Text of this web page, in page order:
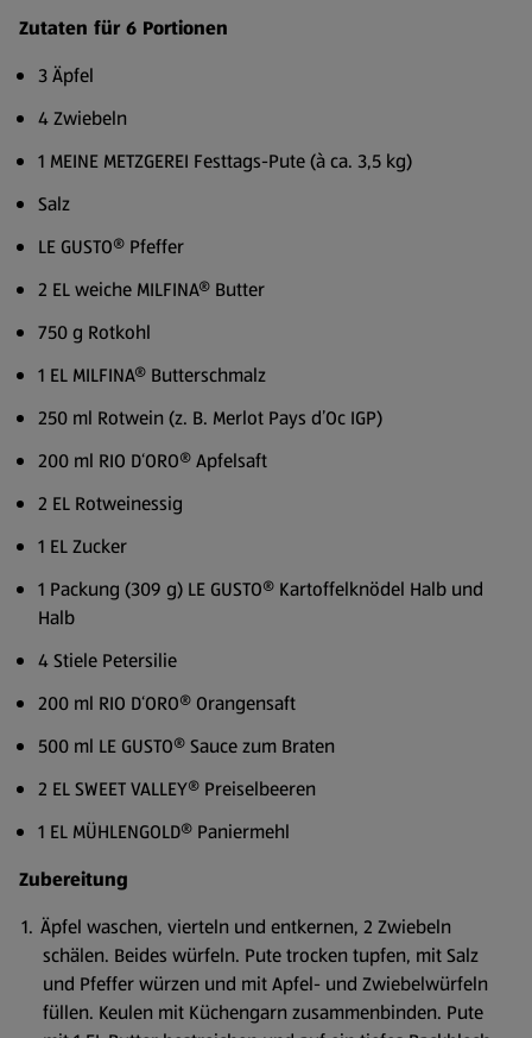
Zutaten für 6 Portionen
3 Äpfel
4 Zwiebeln
1 MEINE METZGEREI Festtags-Pute (à ca. 3,5 kg)
Salz
LE GUSTO® Pfeffer
2 EL weiche MILFINA® Butter
750 g Rotkohl
1 EL MILFINA® Butterschmalz
250 ml Rotwein (z. B. Merlot Pays d’Oc IGP)
200 ml RIO D‘ORO® Apfelsaft
2 EL Rotweinessig
1 EL Zucker
1 Packung (309 g) LE GUSTO® Kartoffelknödel Halb und
Halb
4 Stiele Petersilie
200 ml RIO D‘ORO® Orangensaft
500 ml LE GUSTO® Sauce zum Braten
2 EL SWEET VALLEY® Preiselbeeren
1 EL MÜHLENGOLD® Paniermehl
Zubereitung
Äpfel waschen, vierteln und entkernen, 2 Zwiebeln
schälen. Beides würfeln. Pute trocken tupfen, mit Salz
und Pfeffer würzen und mit Apfel- und Zwiebelwürfeln
füllen. Keulen mit Küchengarn zusammenbinden. Pute